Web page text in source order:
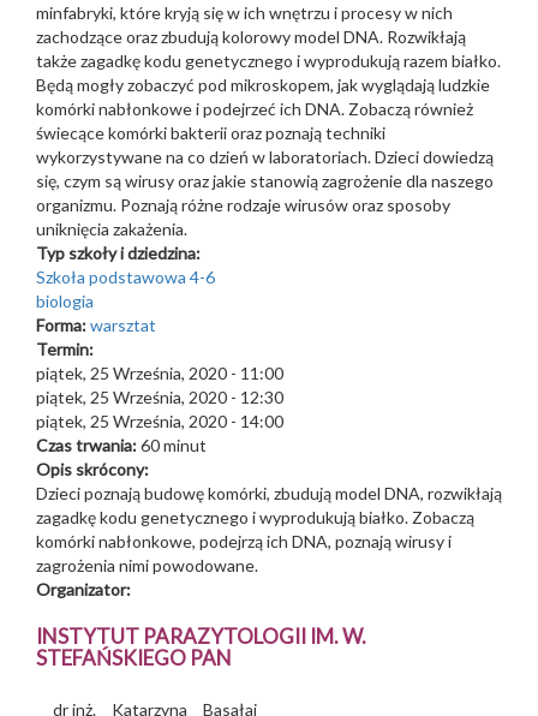
minfabryki, które kryją się w ich wnętrzu i procesy w nich
zachodzące oraz zbudują kolorowy model DNA. Rozwikłają
także zagadkę kodu genetycznego i wyprodukują razem białko.
Będą mogły zobaczyć pod mikroskopem, jak wyglądają ludzkie
komórki nabłonkowe i podejrzeć ich DNA. Zobaczą również
świecące komórki bakterii oraz poznają techniki
wykorzystywane na co dzień w laboratoriach. Dzieci dowiedzą
się, czym są wirusy oraz jakie stanowią zagrożenie dla naszego
organizmu. Poznają różne rodzaje wirusów oraz sposoby
uniknięcia zakażenia.
Typ szkoły i dziedzina:
Szkoła podstawowa 4-6
biologia
Forma:warsztat
Termin:
piątek, 25 Września, 2020 - 11:00
piątek, 25 Września, 2020 - 12:30
piątek, 25 Września, 2020 - 14:00
Czas trwania:60 minut
Opis skrócony:
Dzieci poznają budowę komórki, zbudują model DNA, rozwikłają
zagadkę kodu genetycznego i wyprodukują białko. Zobaczą
komórki nabłonkowe, podejrzą ich DNA, poznają wirusy i
zagrożenia nimi powodowane.
Organizator:
INSTYTUT PARAZYTOLOGII IM. W.
STEFAŃSKIEGO PAN
dr inż. Katarzyna Basałaj